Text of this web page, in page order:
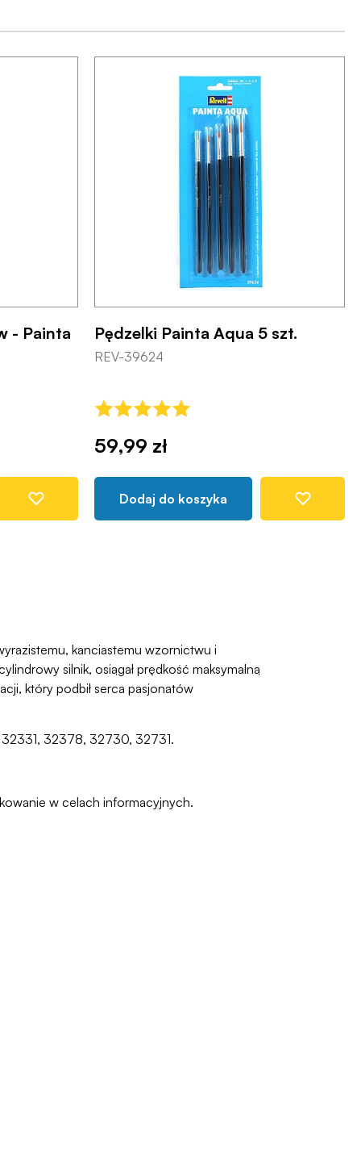
- Painta
Pędzelki Painta Aqua 5 szt.
REV-39624
59,99 zł
Dodaj do koszyka
kanciastemu wzornictwu i
silnik, osiągał prędkość maksymalną
który podbił serca pasjonatów
32331, 32378, 32730, 32731.
w celach informacyjnych.